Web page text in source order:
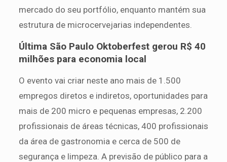
mercado do seu portfólio, enquanto mantém sua
estrutura de microcervejarias independentes.
Última São Paulo Oktoberfest gerou R$ 40
milhões para economia local
O evento vai criar neste ano mais de 1.500
empregos diretos e indiretos, oportunidades para
mais de 200 micro e pequenas empresas, 2.200
profissionais de áreas técnicas, 400 profissionais
da área de gastronomia e cerca de 500 de
segurança e limpeza. A previsão de público para a